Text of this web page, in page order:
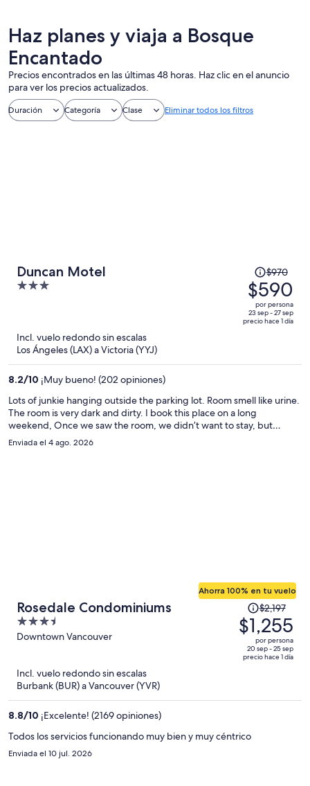
Haz planes y viaja a Bosque
Encantado
Precios encontrados en las últimas 48 horas. Haz clic en el anuncio
para ver los precios actualizados.
Duración Categoría Clase Eliminar todos los filtros
Duncan Motel
3
5
El
precio
era
de
$970
$590
por
persona
$970
$590
por persona
23 sep - 27 sep
precio hace 1 día
Incl. vuelo redondo sin escalas
Los Ángeles (LAX) a Victoria (YYJ)
8.2/10 ¡Muy bueno! (202 opiniones)
Lots of junkie hanging outside the parking lot. Room smell like urine.
The room is very dark and dirty. I book this place on a long
weekend, Once we saw the room, we didn’t want to stay, but
everything else is full. I will never come back.
Enviada el 4 ago. 2026
Rosedale Condominiums
3.5
out
Downtown Vancouver
Ahorra 100% en tu vuelo
precio
era
de
$2,197
$1,255
$2,197
$1,255
por persona
20 sep - 25 sep
precio hace 1 día
Incl. vuelo redondo sin escalas
Burbank (BUR) a Vancouver (YVR)
8.8/10 ¡Excelente! (2169 opiniones)
Todos los servicios funcionando muy bien y muy céntrico
Enviada el 10 jul. 2026